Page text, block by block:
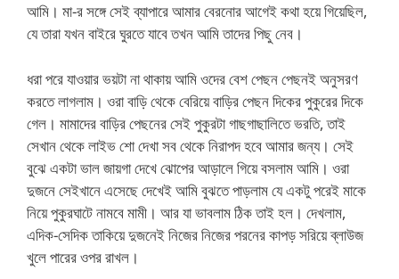
আমি। মা-র সঙ্গে সেই ব্যাপারে আমার বেরনোর আগেই কথা হয়ে গিয়েছিল,
যে তারা যখন বাইরে ঘুরতে যাবে তখন আমি তাদের পিছু নেব।
ধরা পরে যাওয়ার ভয়টা না থাকায় আমি ওদের বেশ পেছন পেছনই অনুসরণ
করতে লাগলাম। ওরা বাড়ি থেকে বেরিয়ে বাড়ির পেছন দিকের পুকুরের দিকে
গেল। মামাদের বাড়ির পেছনের সেই পুকুরটা গাছগাছালিতে ভরতি, তাই
সেখান থেকে লাইভ শো দেখা সব থেকে নিরাপদ হবে আমার জন্য। সেই
বুঝে একটা ভাল জায়গা দেখে ঝোপের আড়ালে গিয়ে বসলাম আমি। ওরা
দুজনে সেইখানে এসেছে দেখেই আমি বুঝতে পাড়লাম যে একটু পরেই মাকে
নিয়ে পুকুরঘাটে নামবে মামী। আর যা ভাবলাম ঠিক তাই হল। দেখলাম,
এদিক-সেদিক তাকিয়ে দুজনেই নিজের নিজের পরনের কাপড় সরিয়ে ব্লাউজ
খুলে পারের ওপর রাখল।